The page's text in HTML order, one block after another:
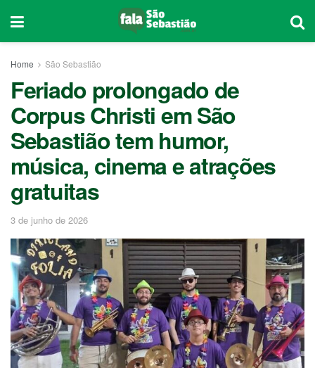
Home São Sebastião
Feriado prolongado de
Corpus Christi em São
Sebastião tem humor,
música, cinema e atrações
gratuitas
3 de junho de 2026